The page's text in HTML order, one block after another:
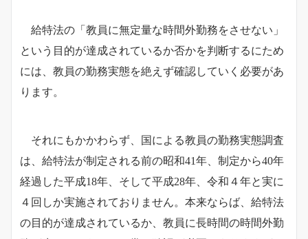
給特法の「教員に無定量な時間外勤務をさせない」
という目的が達成されているか否かを判断するにため
には、教員の勤務実態を絶えず確認していく必要があ
ります。
それにもかかわらず、国による教員の勤務実態調査
は、給特法が制定される前の昭和41年、制定から40年
経過した平成18年、そして平成28年、令和４年と実に
４回しか実施されておりません。本来ならば、 給特法
の目的が達成されているか、教員に長時間の時間外勤